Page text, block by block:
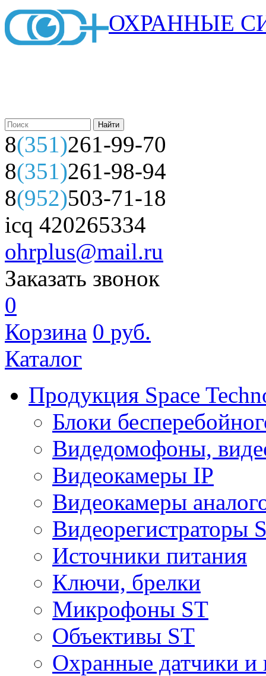
ОХРАННЫЕ
8(351)261-99-70
8(351)261-98-94
8(952)503-71-18
icq 420265334
ohrplus@mail.ru
Заказать звонок
0
Корзина 0 руб.
Каталог
Продукция Space
Блоки
Видедомофоны,
Видеокамеры IP
Видеокамеры
Видеорегистраторы
Источники питания
Ключи, брелки
Микрофоны ST
Объективы ST
Охранные датчики и